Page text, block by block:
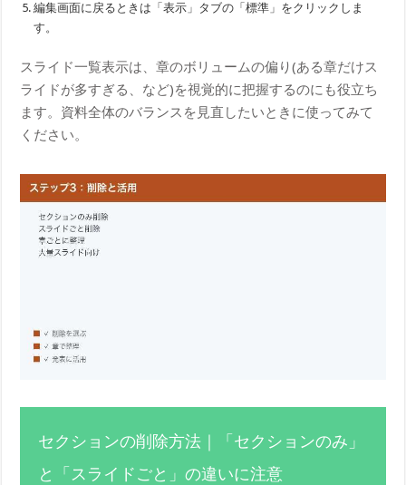
編集画面に戻るときは「表示」タブの「標準」をクリックしま
す。
スライド一覧表示は、章のボリュームの偏り(ある章だけス
ライドが多すぎる、など)を視覚的に把握するのにも役立ち
ます。資料全体のバランスを見直したいときに使ってみて
ください。
セクションの削除方法｜「セクションのみ」
と「スライドごと」の違いに注意